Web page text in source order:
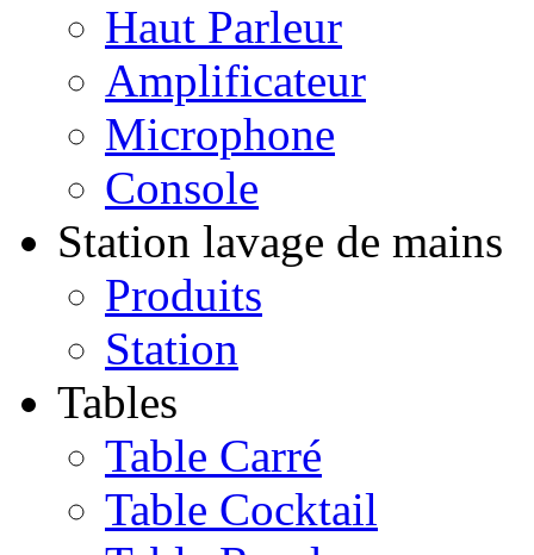
Haut Parleur
Amplificateur
Microphone
Console
Station lavage de mains
Produits
Station
Tables
Table Carré
Table Cocktail